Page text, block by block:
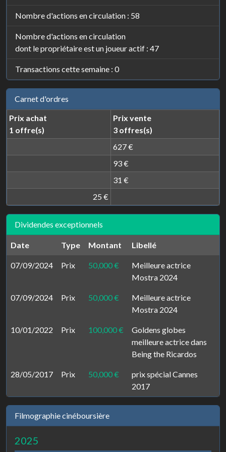
Nombre d'actions en circulation : 58
Nombre d'actions en circulation
dont le propriétaire est un joueur actif : 47
Transactions cette semaine : 0
Carnet d'ordres
Prix achat
1 offre(s)
Prix vente
3 offres(s)
627 €
93 €
31 €
25 €
Dividendes exceptionnels
Date Type Montant Libellé
07/09/2024 Prix 50,000 €
Meilleure actrice
Mostra 2024
07/09/2024 Prix 50,000 €
Meilleure actrice
Mostra 2024
10/01/2022 Prix 100,000 €
Goldens globes
meilleure actrice dans
Being the Ricardos
28/05/2017 Prix 50,000 €
prix spécial Cannes
2017
Filmographie cinéboursière
2025